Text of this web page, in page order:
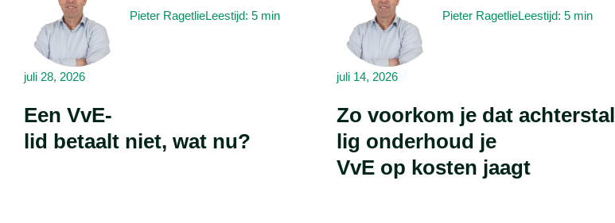
Pieter RagetlieLeestijd: 5 min
juli 28, 2026
Een VvE-
lid betaalt niet, wat nu?
Pieter RagetlieLeestijd: 5 min
juli 14, 2026
Zo voorkom je dat achterstal
lig onderhoud je
VvE op kosten jaagt